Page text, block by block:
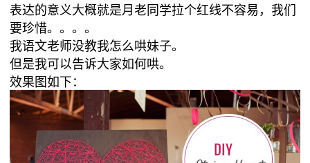
表达的意义大概就是月老同学拉个红线不容易，我们
要珍惜。。。。
我语文老师没教我怎么哄妹子。
但是我可以告诉大家如何哄。
效果图如下：